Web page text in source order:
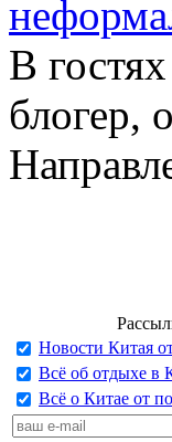
В
блогер,
Новости Китая
Всё об отдыхе в
Всё о Китае от